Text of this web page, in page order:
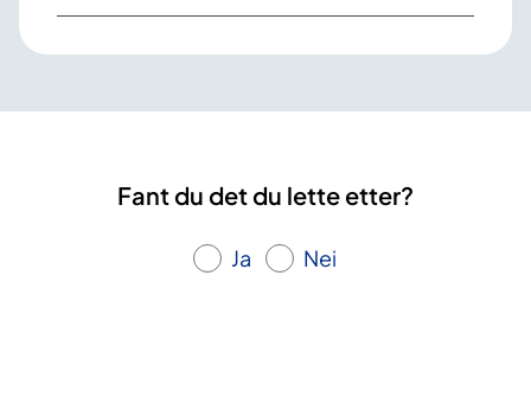
Fant du det du lette etter?
Ja Nei